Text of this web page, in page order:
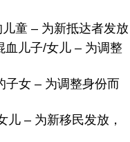
童 – 为新抵达者发放
血儿子/女儿 – 为调整
子女 – 为调整身份而
儿 – 为新移民发放，